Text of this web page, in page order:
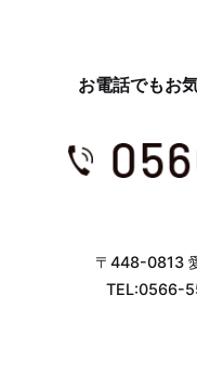
お電話でもお
〒448-0813
TEL:0566-